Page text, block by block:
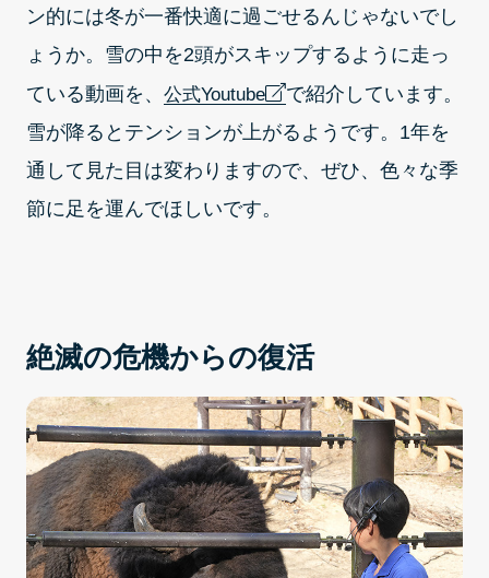
ン的には冬が一番快適に過ごせるんじゃないでし
ょうか。雪の中を2頭がスキップするように走っ
ている動画を、 公式Youtube
で紹介しています。
雪が降るとテンションが上がるようです。1年を
通して見た目は変わりますので、ぜひ、色々な季
節に足を運んでほしいです。
絶滅の危機からの復活